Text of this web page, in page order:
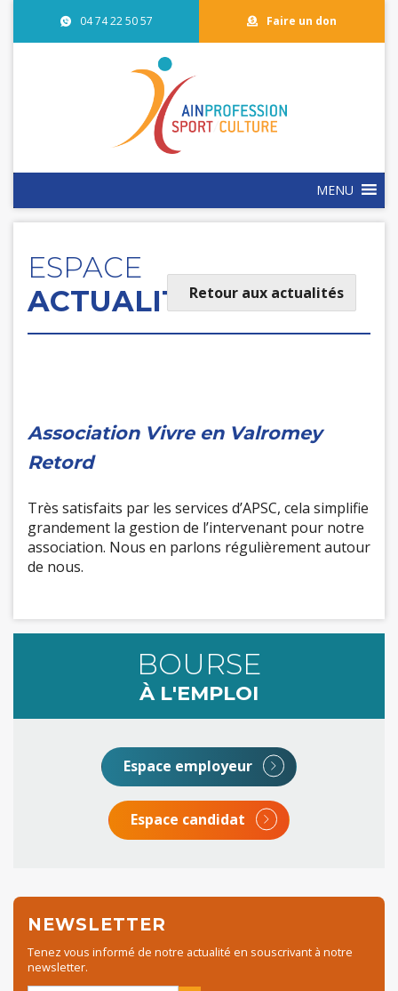
04 74 22 50 57 Faire un don
MENU
ESPACE
ACTUALITÉSRetour aux actualités
Association Vivre en Valromey
Retord
Très satisfaits par les services d’APSC, cela simplifie
grandement la gestion de l’intervenant pour notre
association. Nous en parlons régulièrement autour
de nous.
BOURSE
À L'EMPLOI
Espace employeur
Espace candidat
NEWSLETTER
Tenez vous informé de notre actualité en souscrivant à notre
newsletter.